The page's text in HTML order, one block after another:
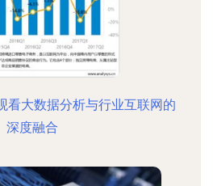
看大数据分析与行业互联网的
深度融合